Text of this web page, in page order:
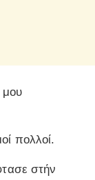
μου
πολλοί.
στήν